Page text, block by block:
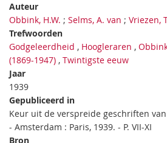
Auteur
Obbink, H.W. ; Selms, A. van ; Vriezen,
Trefwoorden
Godgeleerdheid , Hoogleraren ,
(1869-1947) , Twintigste eeuw
Jaar
1939
Gepubliceerd in
Keur uit de verspreide geschriften
- Amsterdam : Paris, 1939. - P. VII-XI
Bron